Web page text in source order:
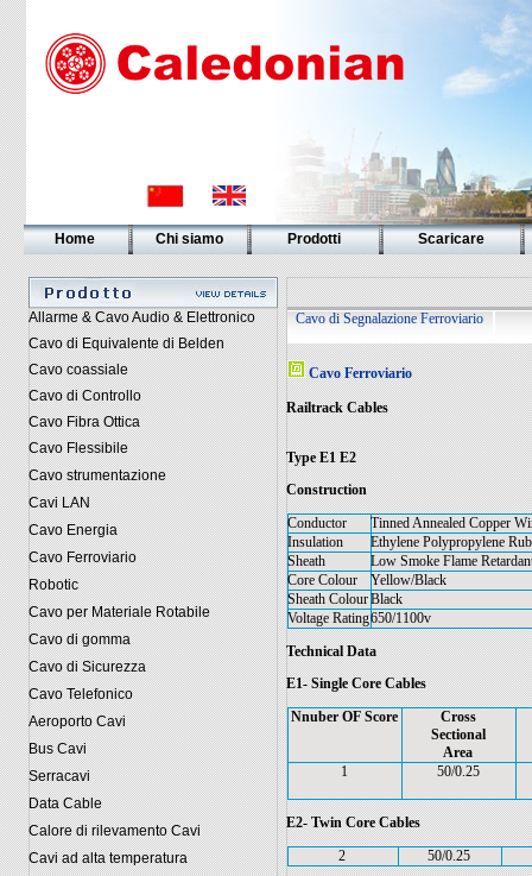
Home Chi siamo Prodotti Scaricare
Allarme & Cavo Audio & Elettronico
Cavo di Equivalente di Belden
Cavo coassiale
Cavo di Controllo
Cavo Fibra Ottica
Cavo Flessibile
Cavo strumentazione
Cavi LAN
Cavo Energia
Cavo Ferroviario
Robotic
Cavo per Materiale Rotabile
Cavo di gomma
Cavo di Sicurezza
Cavo Telefonico
Aeroporto Cavi
Bus Cavi
Serracavi
Data Cable
Calore di rilevamento Cavi
Cavi ad alta temperatura
Cavo di Segnalazione Ferroviario
Cavo Ferroviario
Railtrack Cables
Type E1 E2
Construction
Conductor
Tinned Annealed Copper
Insulation
Ethylene Polypropylene
Sheath
Low Smoke Flame
Core Colour
Yellow/Black
Sheath ColourBlack
Voltage Rating650/1100v
Technical Data
E1- Single Core Cables
Nnuber OF Score
Cross
Sectional
Area
1
50/0.25
E2- Twin Core Cables
2
50/0.25